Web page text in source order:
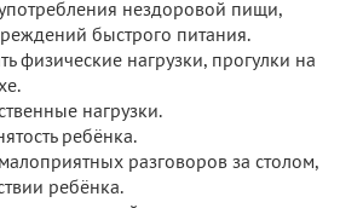
нездоровой пищи,
быстрого питания.
физические нагрузки, прогулки на
нагрузки.
ребёнка.
разговоров за столом,
ребёнка.